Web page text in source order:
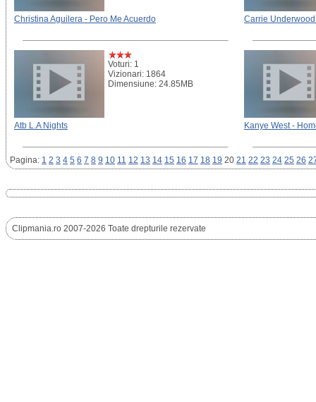
Christina Aguilera - Pero Me Acuerdo Carrie
Voturi: 1
Vizionari: 1864
Dimensiune: 24.85MB
Atb L.A Nights Kanye West -
Pagina: 1 2 3 4 5 6 7 8 9 10 11 12 13 14 15 16 17 18 19 20 21 22 23 24 25 26
Clipmania.ro 2007-2026 Toate drepturile rezervate